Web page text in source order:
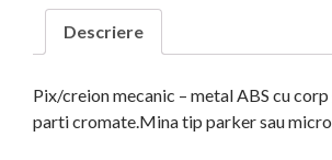
Descriere
Pix/creion mecanic – metal ABS cu
parti cromate.Mina tip parker sau